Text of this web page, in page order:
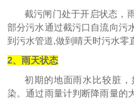
截污闸门处于开启状态，
部分污水通过截污口自流向污
到污水管道,做到晴天时污水零
2、雨天状态
初期的地面雨水比较脏
染。通过雨量计判断降雨量的